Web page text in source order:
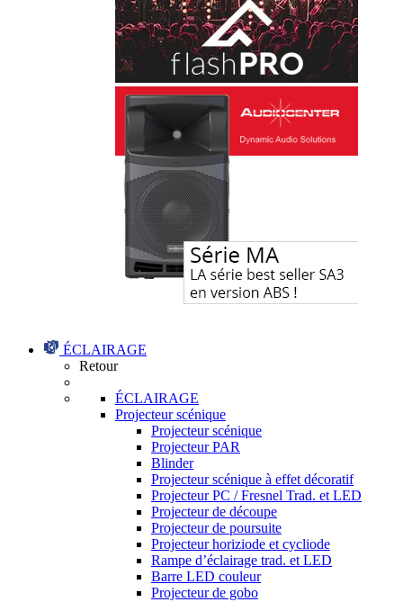
ÉCLAIRAGE
Retour
ÉCLAIRAGE
Projecteur scénique
Projecteur scénique
Projecteur PAR
Blinder
Projecteur scénique à effet décoratif
Projecteur PC / Fresnel Trad. et LED
Projecteur de découpe
Projecteur de poursuite
Projecteur horiziode et cycliode
Rampe d’éclairage trad. et LED
Barre LED couleur
Projecteur de gobo